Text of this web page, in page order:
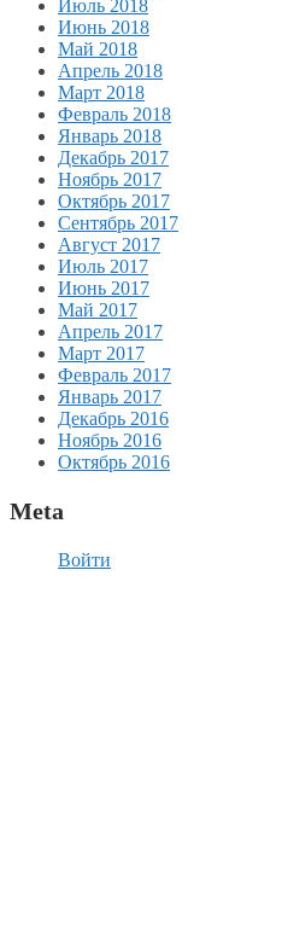
Июль 2018
Июнь 2018
Май 2018
Апрель 2018
Март 2018
Февраль 2018
Январь 2018
Декабрь 2017
Ноябрь 2017
Октябрь 2017
Сентябрь 2017
Август 2017
Июль 2017
Июнь 2017
Май 2017
Апрель 2017
Март 2017
Февраль 2017
Январь 2017
Декабрь 2016
Ноябрь 2016
Октябрь 2016
Meta
Войти